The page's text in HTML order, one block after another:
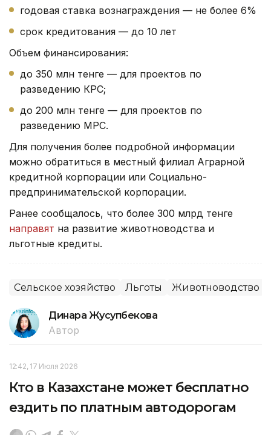
годовая ставка вознаграждения — не более 6%
срок кредитования — до 10 лет
Объем финансирования:
до 350 млн тенге — для проектов по
разведению КРС;
до 200 млн тенге — для проектов по
разведению МРС.
Для получения более подробной информации
можно обратиться в местный филиал Аграрной
кредитной корпорации или Социально-
предпринимательской корпорации.
Ранее сообщалось, что более 300 млрд тенге
направят на развитие животноводства и
льготные кредиты.
Сельское хозяйство Льготы Животноводство
Динара Жусупбекова
Автор
12:42, 17 Июля 2026
Кто в Казахстане может бесплатно
ездить по платным автодорогам